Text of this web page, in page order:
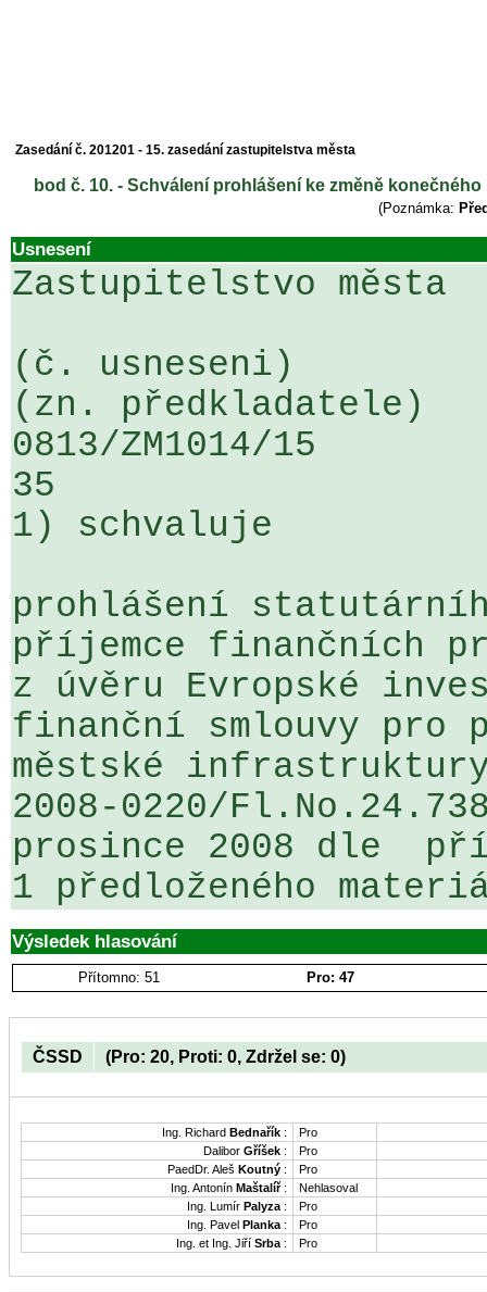
Zasedání č. 201201 - 15. zasedání zastupitelstva města
bod č. 10. - Schválení prohlášení ke změně
(Poznámka:
Usnesení
Zastupitelstvo města
(č. usneseni)
(zn. předkladatele)
0813/ZM1014/15
35
1) schvaluje
prohlášení
příjemce finančních
z úvěru Evropské
finanční smlouvy
městské
2008-0220/
prosince 2008 dle
Výsledek hlasování
Přítomno: 51 Pro: 47
ČSSD (Pro: 20, Proti: 0, Zdržel se: 0)
Ing. Richard Bednařík :
Pro
Dalibor Gříšek :
Pro
PaedDr. Aleš Koutný :
Pro
Ing. Antonín Maštalíř:
Nehlasoval
Ing. Lumír Palyza :
Pro
Ing. Pavel Planka :
Pro
Ing. et Ing. Jiří Srba : Pro